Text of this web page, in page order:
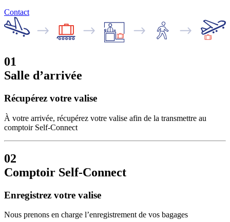
Contact
01
Salle d’arrivée
Récupérez votre valise
À votre arrivée, récupérez votre valise afin de la transmettre au
comptoir Self-Connect
02
Comptoir Self-Connect
Enregistrez votre valise
Nous prenons en charge l’enregistrement de vos bagages